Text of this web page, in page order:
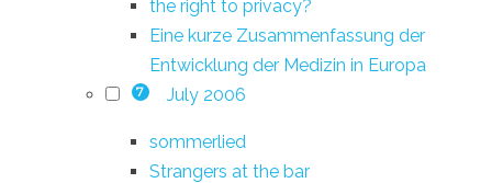
the right to privacy?
Eine kurze Zusammenfassung der
Entwicklung der Medizin in Europa
7 July 2006
sommerlied
Strangers at the bar